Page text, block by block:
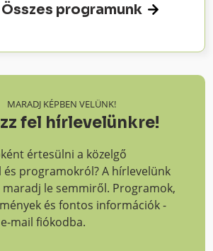
Összes programunk
MARADJ KÉPBEN VELÜNK!
fel hírlevelünkre!
értesülni a közelgő
és programokról? A hírlevelünk
maradj le semmiről. Programok,
és fontos információk -
mail fiókodba.